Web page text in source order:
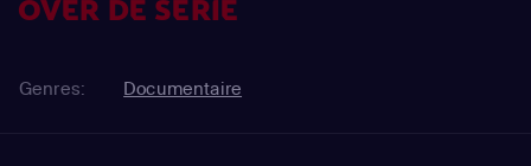
OVER DE SERIE
Genres: Documentaire